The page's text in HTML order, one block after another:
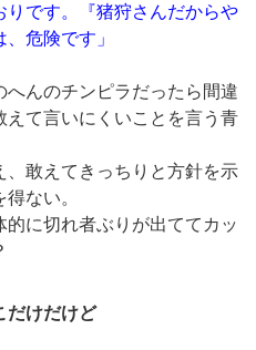
りです。『猪狩さんだからや
危険です」
んのチンピラだったら間違
て言いにくいことを言う青
敢えてきっちりと方針を示
ない。
に切れ者ぶりが出ててカッ
だけだけど